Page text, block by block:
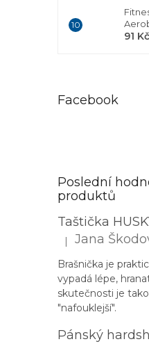
91 Kč
Facebook
Poslední
produktů
Hodnocení
| Jana
Brašnička je
vypadá lépe,
skutečnosti je
"nafouklejší".